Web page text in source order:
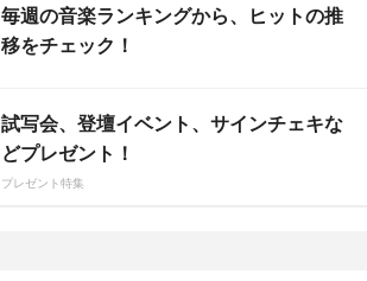
毎週の音楽ランキングから、ヒットの推
移をチェック！
試写会、登壇イベント、サインチェキな
どプレゼント！
プレゼント特集